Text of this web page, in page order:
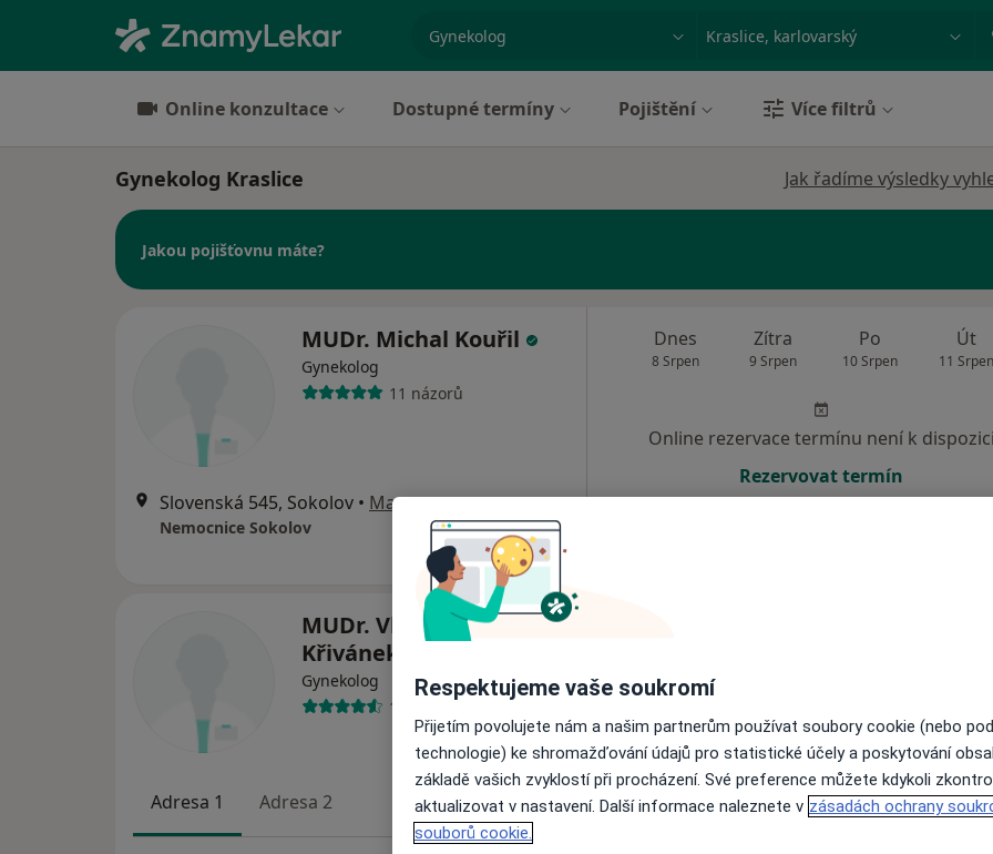
Město nebo region
Online konzultace Dostupné termíny Pojištění Více filtrů
Gynekolog Kraslice Jak řadíme výsledky
Jakou pojišťovnu máte?
MUDr. Michal Kouřil
Gynekolog
11 názorů
Slovenská 545, Sokolov • Mapa
Nemocnice Sokolov
Dnes
8 Srpen
Zítra
9 Srpen
Po
10 Srpen
Út
11 Srpen
Online rezervace termínu není k dispozici
Rezervovat termín
MUDr. Vladimír
Křivánek
Gynekolog
13 názorů
Adresa 1 Adresa 2
Online rezervace termínu není k
Rezervovat termín
Respektujeme vaše soukromí
Přijetím povolujete nám a našim partnerům používat soubory cookie (nebo
technologie) ke shromažďování údajů pro statistické účely a poskytování
základě vašich zvyklostí při procházení. Své preference můžete kdykoli
aktualizovat v nastavení. Další informace naleznete v zásadách ochrany
souborů cookie.